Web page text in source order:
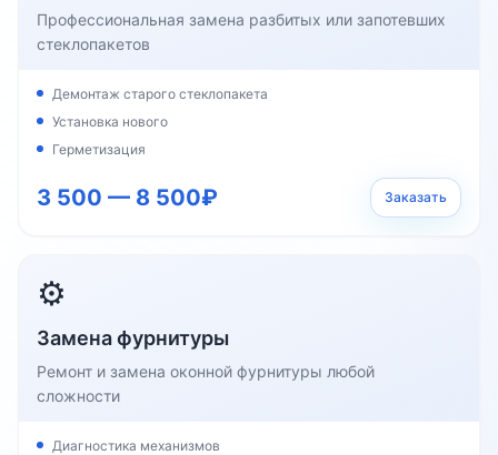
Профессиональная замена разбитых или запотевших
стеклопакетов
Демонтаж старого стеклопакета
Установка нового
Герметизация
3 500 — 8 500₽ Заказать
⚙️
Замена фурнитуры
Ремонт и замена оконной фурнитуры любой
сложности
Диагностика механизмов